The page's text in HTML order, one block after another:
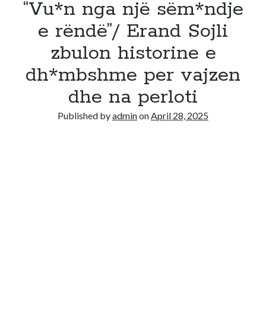
“Vu*n nga një sëm*ndje
e rëndë”/ Erand Sojli
zbulon historine e
dh*mbshme per vajzen
dhe na perloti
Published byadminonApril 28, 2025